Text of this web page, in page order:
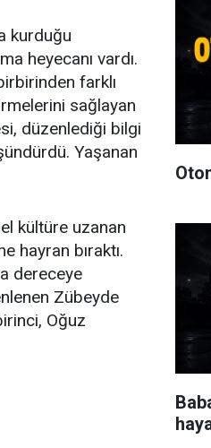
kurduğu
heyecanı vardı.
farklı
sağlayan
düzenlediği bilgi
Yaşanan
kültüre uzanan
hayran bıraktı.
dereceye
Zübeyde
Oğuz